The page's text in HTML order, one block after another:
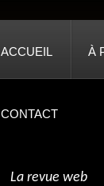
ACCUEIL À
CONTACT
La revue web